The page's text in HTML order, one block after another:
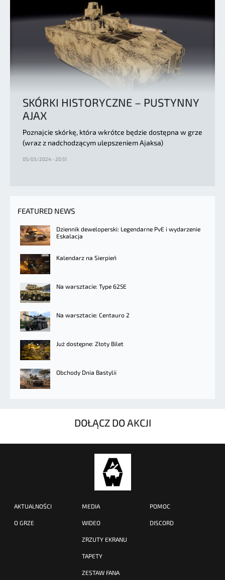
SKÓRKI HISTORYCZNE – PUSTYNNY
AJAX
Poznajcie skórkę, która wkrótce będzie dostępna w grze
(wraz z nadchodzącym ulepszeniem Ajaksa)
05/03/2024 - 20:51
FEATURED NEWS
Dziennik deweloperski: Legendarne PvE i wydarzenie
Eskalacja
Kalendarz na Sierpień
Na warsztacie: Type 625E
Na warsztacie: Centauro 2
Już dostępne: Złoty Bilet
Obchody Dnia Bastylii
DOŁĄCZ DO AKCJI
AKTUALNOŚCI
O GRZE
MEDIA
WIDEO
ZRZUTY EKRANU
TAPETY
ZESTAW FANA
POMOC
DISCORD